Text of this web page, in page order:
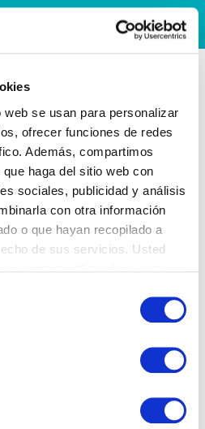
se usan para personalizar
ofrecer funciones de redes
Además, compartimos
haga del sitio web con
sociales, publicidad y análisis
con otra información
o que hayan recopilado a
de sus servicios. Usted